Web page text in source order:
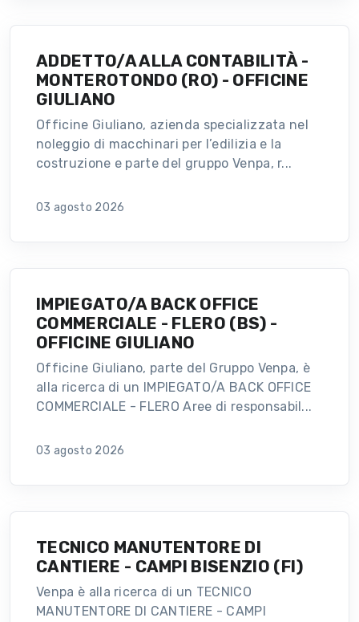
ADDETTO/A ALLA CONTABILITÀ -
MONTEROTONDO (RO) - OFFICINE
GIULIANO
Officine Giuliano, azienda specializzata nel
noleggio di macchinari per l’edilizia e la
costruzione e parte del gruppo Venpa, r...
03 agosto 2026
IMPIEGATO/A BACK OFFICE
COMMERCIALE - FLERO (BS) -
OFFICINE GIULIANO
Officine Giuliano, parte del Gruppo Venpa, è
alla ricerca di un IMPIEGATO/A BACK OFFICE
COMMERCIALE - FLERO Aree di responsabil...
03 agosto 2026
TECNICO MANUTENTORE DI
CANTIERE - CAMPI BISENZIO (FI)
Venpa è alla ricerca di un TECNICO
MANUTENTORE DI CANTIERE - CAMPI